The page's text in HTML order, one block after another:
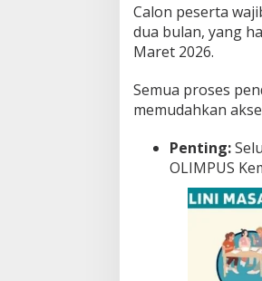
0
2
Calon peserta
dua bulan, yang
Maret 2026.
Semua proses
memudahkan
Penting:
OLIMPUS